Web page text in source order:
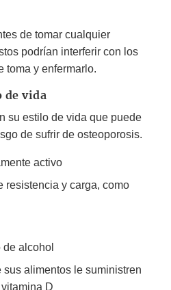
de tomar cualquier
podrían interferir con los
toma y enfermarlo.
de vida
su estilo de vida que puede
de sufrir de osteoporosis.
activo
resistencia y carga, como
de alcohol
sus alimentos le suministren
D